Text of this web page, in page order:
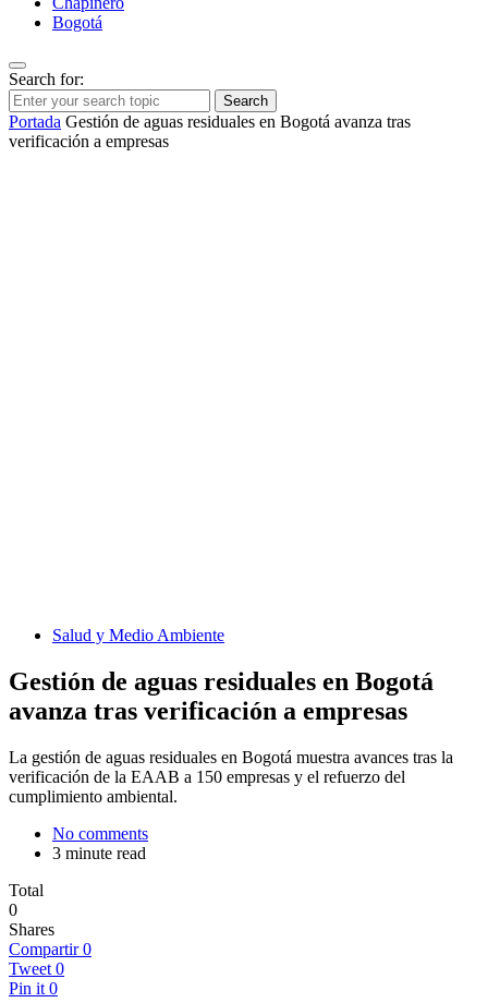
Bogotá
Search for:
Search
Portada Gestión de aguas residuales en Bogotá avanza tras
verificación a empresas
Salud y Medio Ambiente
Gestión de aguas residuales en Bogotá
avanza tras verificación a empresas
La gestión de aguas residuales en Bogotá muestra avances tras la
verificación de la EAAB a 150 empresas y el refuerzo del
cumplimiento ambiental.
No comments
3 minute read
Total
0
Shares
Compartir 0
Tweet 0
Pin it 0